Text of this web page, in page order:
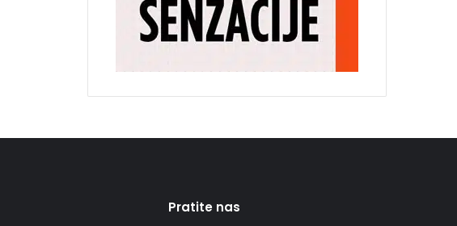
Pratite nas